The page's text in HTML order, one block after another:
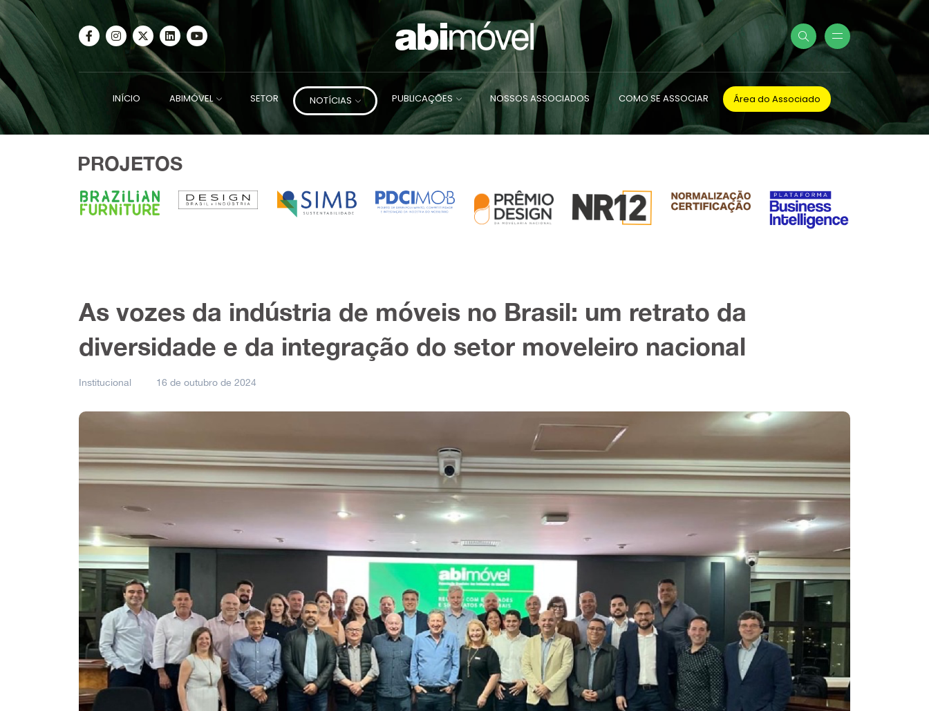
INÍCIO ABIMÓVEL SETOR NOTÍCIAS PUBLICAÇÕES NOSSOS ASSOCIADOS COMO SE ASSOCIAR Área do Associado
PROJETOS
As vozes da indústria de móveis no Brasil: um retrato da
diversidade e da integração do setor moveleiro nacional
Institucional 16 de outubro de 2024